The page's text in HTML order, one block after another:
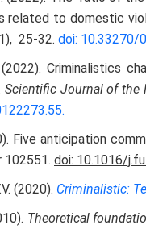
related to domestic
25-32. doi: 10.33270/
(2022). Criminalistics
Scientific Journal of the
.
Five anticipation
102551. doi: 10.1016/
(2020). Criminalistic:
Theoretical